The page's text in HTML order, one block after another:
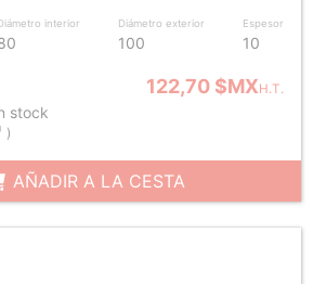
interior Diámetro exterior
100
Espesor
10
122,70 $MXH.T.
stock
)
AÑADIR A LA CESTA